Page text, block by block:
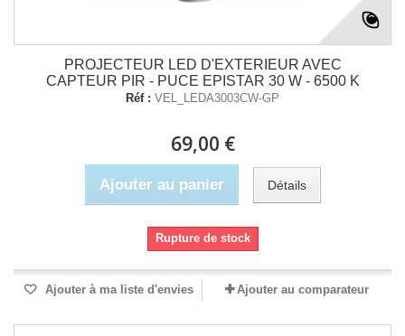
PROJECTEUR LED D'EXTERIEUR AVEC
CAPTEUR PIR - PUCE EPISTAR 30 W - 6500 K
Réf : VEL_LEDA3003CW-GP
69,00 €
Ajouter au panier Détails
Rupture de stock
Ajouter à ma liste d'envies Ajouter au comparateur